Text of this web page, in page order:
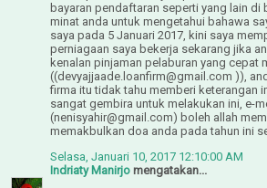
bayaran pendaftaran seperti yang lain di
minat anda untuk mengetahui bahawa
saya pada 5 Januari 2017, kini saya
perniagaan saya bekerja sekarang jika
kenalan pinjaman pelaburan yang cepat
((devyajjaade.loanfirm@gmail.com )),
firma itu tidak tahu memberi keterangan
sangat gembira untuk melakukan ini, e-
(nenisyahir@gmail.com) boleh allah
memakbulkan doa anda pada tahun ini
Selasa, Januari 10, 2017 12:10:00 AM
Indriaty Manirjo mengatakan...